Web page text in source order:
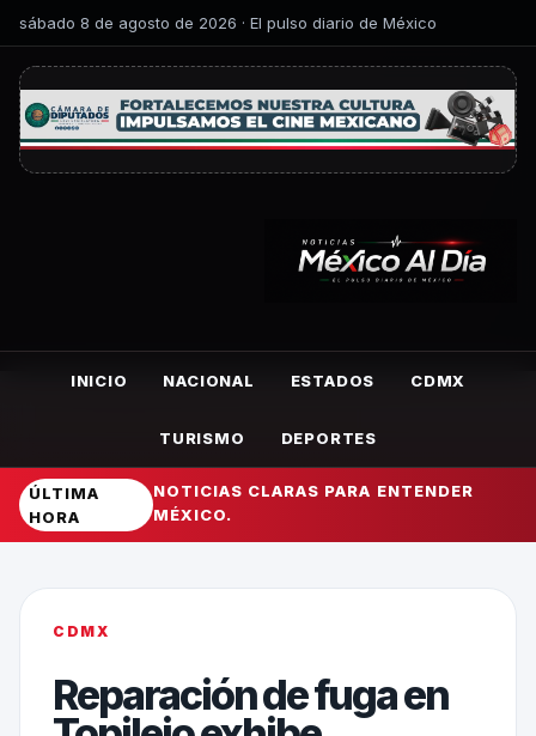
sábado 8 de agosto de 2026 · El pulso diario de México
INICIO NACIONAL ESTADOS CDMX
TURISMO DEPORTES
ÚLTIMA
HORA
NOTICIAS CLARAS PARA ENTENDER
MÉXICO.
CDMX
Reparación de fuga en